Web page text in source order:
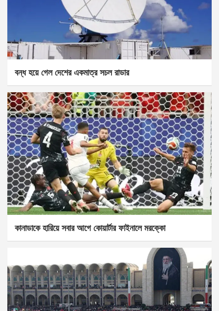
বন্ধ হয়ে গেল দেশের একমাত্র সচল রাডার
কানাডাকে হারিয়ে সবার আগে কোয়ার্টার ফাইনালে মরক্কো